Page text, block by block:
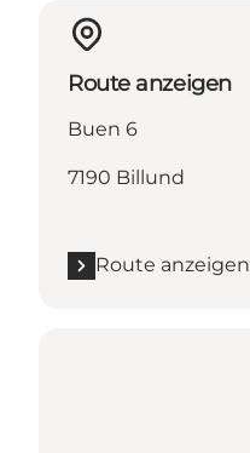
Route anzeigen
Buen 6
7190 Billund
Route anzeigen